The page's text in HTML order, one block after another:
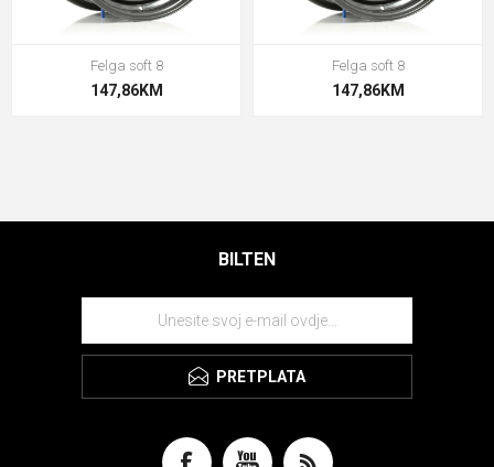
Felga soft 8
147,86KM
Felga soft 8
147,86KM
BILTEN
PRETPLATA